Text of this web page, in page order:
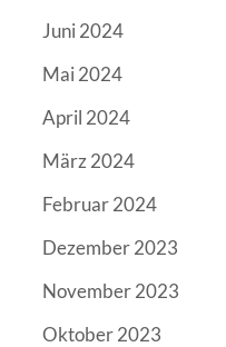
Juni 2024
Mai 2024
April 2024
März 2024
Februar 2024
Dezember 2023
November 2023
Oktober 2023